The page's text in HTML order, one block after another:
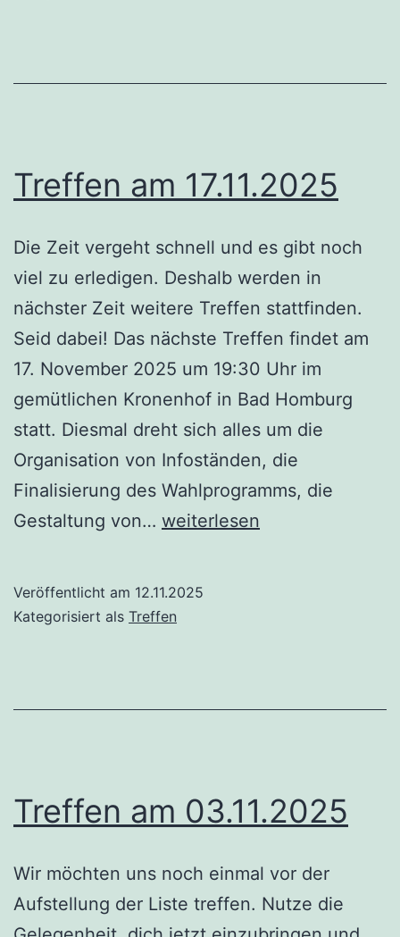
Treffen am 17.11.2025
Die Zeit vergeht schnell und es gibt noch
viel zu erledigen. Deshalb werden in
nächster Zeit weitere Treffen stattfinden.
Seid dabei! Das nächste Treffen findet am
17. November 2025 um 19:30 Uhr im
gemütlichen Kronenhof in Bad Homburg
statt. Diesmal dreht sich alles um die
Organisation von Infoständen, die
Finalisierung des Wahlprogramms, die
Gestaltung von… Treffen
weiterlesen
Veröffentlicht am 12.11.2025
Kategorisiert als Treffen
Treffen am 03.11.2025
Wir möchten uns noch einmal vor der
Aufstellung der Liste treffen. Nutze die